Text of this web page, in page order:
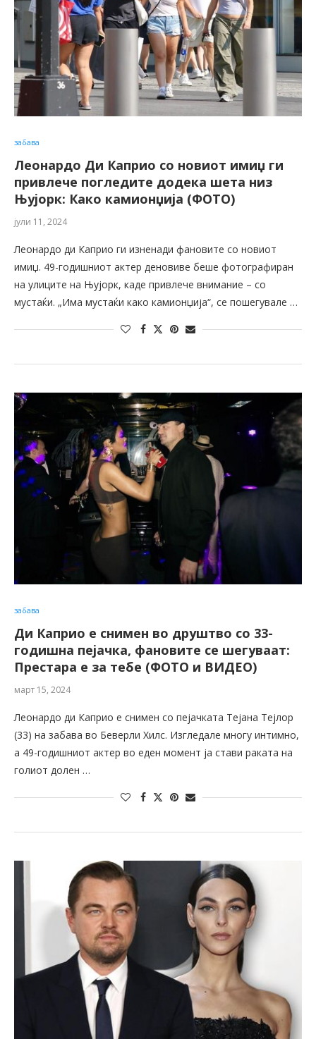
забава
Леонардо Ди Каприо со новиот имиџ ги
привлече погледите додека шета низ
Њујорк: Како камионџија (ФОТО)
јули 11, 2024
Леонардо ди Каприо ги изненади фановите со новиот
имиџ. 49-годишниот актер деновиве беше фотографиран
на улиците на Њујорк, каде привлече внимание – со
мустаќи. „Има мустаќи како камионџија“, се пошегувале …
забава
Ди Каприо е снимен во друштво со 33-
годишна пејачка, фановите се шегуваат:
Престара е за тебе (ФОТО и ВИДЕО)
март 15, 2024
Леонардо ди Каприо е снимен со пејачката Тејана Тејлор
(33) на забава во Беверли Хилс. Изгледале многу интимно,
а 49-годишниот актер во еден момент ја стави раката на
голиот долен …